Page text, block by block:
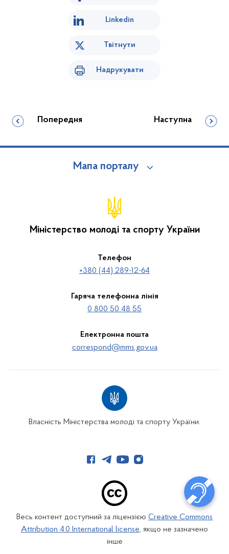
Linkedin
Твітнути
Надрукувати
Попередня Наступна
Мапа порталу
Міністерство молоді та спорту України
Телефон
+380 (44) 289-12-64
Гаряча телефонна лінія
0 800 50 48 55
Електронна пошта
correspond@mms.gov.ua
Власність Міністерства молоді та спорту України.
Весь контент доступний за ліцензією Creative Commons
Attribution 4.0 International license, якщо не зазначено
інше